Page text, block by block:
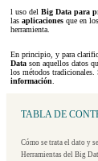
l uso del Big Data para
las aplicaciones que en
herramienta.
En principio, y para
Data son aquellos datos
los métodos
información.
TABLA DE
Cómo se trata el dato y
Herramientas del Big